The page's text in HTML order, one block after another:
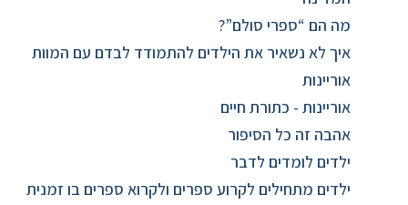
מה הם “ספרי סולם”?
איך לא נשאיר את הילדים להתמודד לבדם עם המוות
אוריינות - כתורת חיים
אהבה זה כל הסיפור
ילדים לומדים לדבר
ילדים מתחילים לקרוע ספרים ולקרוא ספרים בו זמנית